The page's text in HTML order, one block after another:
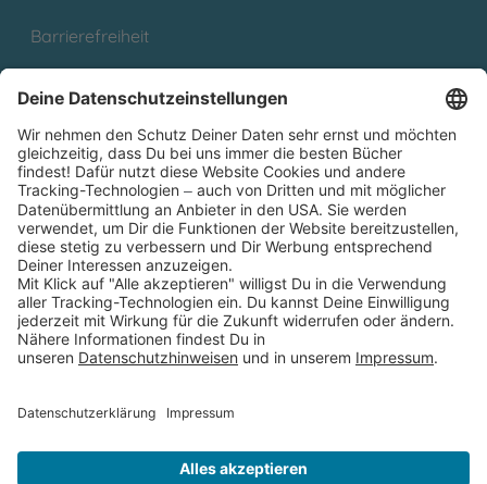
Barrierefreiheit
Partnerprogramm (Affiliate)
Folge uns auf
* Versandkostenfrei ab 9,00 € Bestellwert innerhalb
Deutschlands
** Lieferzeit 1-3 Werktage innerhalb Deutschlands
Thienemann-Esslinger Verlag GmbH, Blumenstraße 36, D-70182